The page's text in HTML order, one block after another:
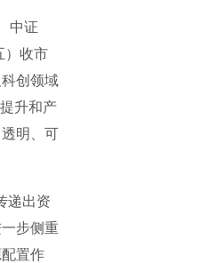
中证
）收市
创领域
升和产
明、可
递出资
步侧重
置作